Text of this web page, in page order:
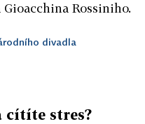
Rossiniho.
divadla
cítíte stres?